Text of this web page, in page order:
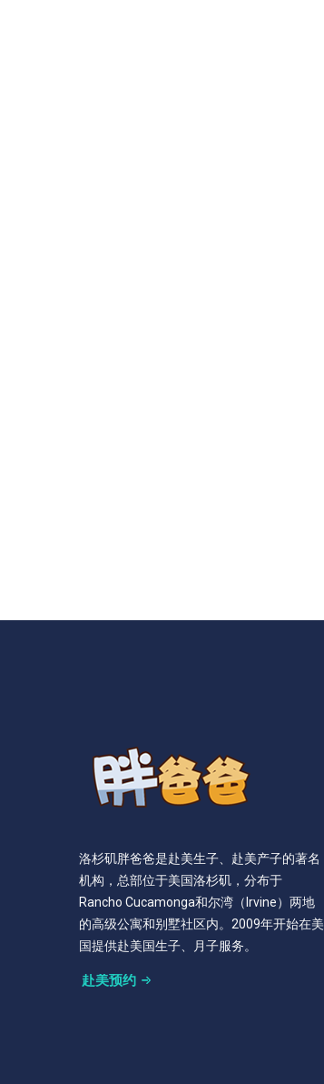
洛杉矶胖爸爸是赴美生子、赴美产子的著名
机构，总部位于美国洛杉矶，分布于
Rancho Cucamonga和尔湾（Irvine）两地
的高级公寓和别墅社区内。2009年开始在美
国提供赴美国生子、月子服务。
赴美预约